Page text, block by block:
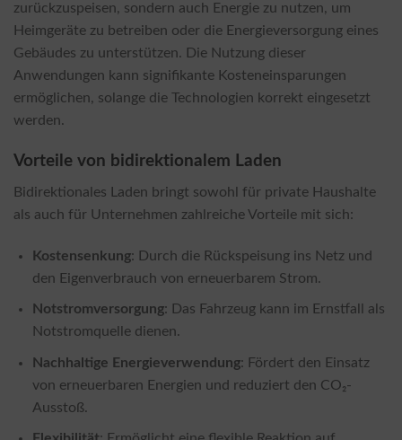
zurückzuspeisen, sondern auch Energie zu nutzen, um
Heimgeräte zu betreiben oder die Energieversorgung eines
Gebäudes zu unterstützen. Die Nutzung dieser
Anwendungen kann signifikante Kosteneinsparungen
ermöglichen, solange die Technologien korrekt eingesetzt
werden.
Vorteile von bidirektionalem Laden
Bidirektionales Laden bringt sowohl für private Haushalte
als auch für Unternehmen zahlreiche Vorteile mit sich:
Kostensenkung: Durch die Rückspeisung ins Netz und
den Eigenverbrauch von erneuerbarem Strom.
Notstromversorgung: Das Fahrzeug kann im Ernstfall als
Notstromquelle dienen.
Nachhaltige Energieverwendung: Fördert den Einsatz
von erneuerbaren Energien und reduziert den CO₂-
Ausstoß.